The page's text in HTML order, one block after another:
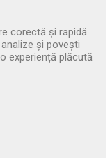
corectă și rapidă.
și povești
experiență plăcută